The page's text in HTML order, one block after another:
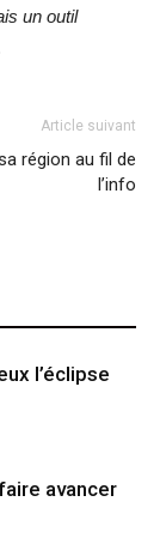
un outil
Article suivant
région au fil de
l’info
l’éclipse
avancer